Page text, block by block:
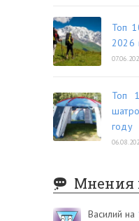
Топ
2026
Топ
году
Мнения
Василий на